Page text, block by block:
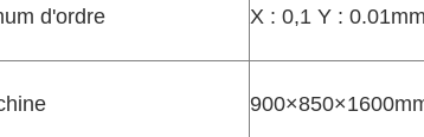
d'ordre X : 0,1 Y : 0.01mm